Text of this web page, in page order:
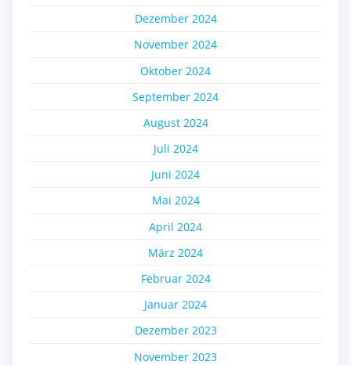
Dezember 2024
November 2024
Oktober 2024
September 2024
August 2024
Juli 2024
Juni 2024
Mai 2024
April 2024
März 2024
Februar 2024
Januar 2024
Dezember 2023
November 2023